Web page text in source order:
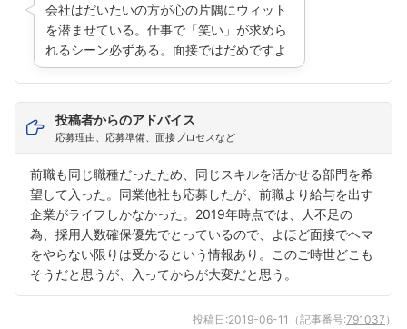
会社はだいたいの方が心の片隅にウィット
を潜ませている。仕事で「笑い」が求めら
れるシーン必ずある。面接ではだめですよ
投稿者からのアドバイス
応募理由、応募準備、面接プロセスなど
前職も同じ職種だったため、同じスキルを活かせる部門を希
望して入った。同業他社も応募したが、前職より給与を出す
企業がライフしかなかった。2019年時点では、人不足の
為、採用人数確保優先でとっているので、よほど面接でヘマ
をやらない限りは受かるという情報あり。このご時世どこも
そうだと思うが、入ってからが大変だと思う。
投稿日:2019-06-11 （記事番号:791037 ）